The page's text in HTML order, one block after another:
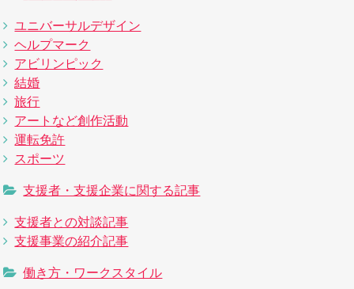
ユニバーサルデザイン
ヘルプマーク
アビリンピック
結婚
旅行
アートなど創作活動
運転免許
スポーツ
支援者・支援企業に関する記事
支援者との対談記事
支援事業の紹介記事
働き方・ワークスタイル